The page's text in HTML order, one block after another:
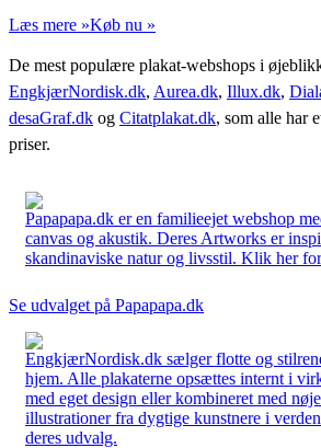
Læs mere »Køb nu »
De mest populære plakat-webshops i
EngkjærNordisk.dk, Aurea.dk, Illux.dk,
desaGraf.dk og Citatplakat.dk, som alle har
priser.
Papapapa.dk er en familieejet webshop
canvas og akustik. Deres Artworks er
skandinaviske natur og livsstil. Klik her
Se udvalget på Papapapa.dk
EngkjærNordisk.dk sælger flotte og
hjem. Alle plakaterne opsættes internt i
med eget design eller kombineret med
illustrationer fra dygtige kunstnere i
deres udvalg.